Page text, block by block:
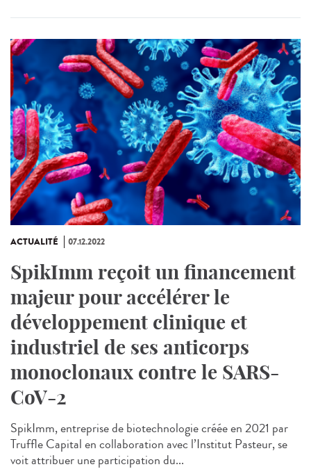
ACTUALITÉ 07.12.2022
SpikImm reçoit un financement
majeur pour accélérer le
développement clinique et
industriel de ses anticorps
monoclonaux contre le SARS-
CoV-2
SpikImm, entreprise de biotechnologie créée en 2021 par
Truffle Capital en collaboration avec l’Institut Pasteur, se
voit attribuer une participation du...